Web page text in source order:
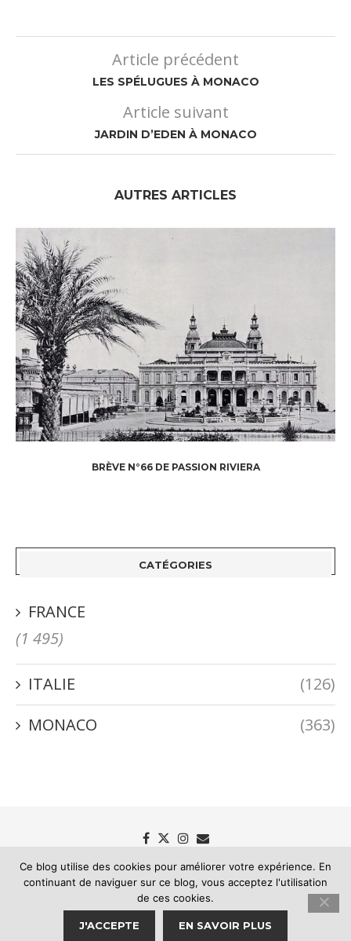
Article précédent
LES SPÉLUGUES À MONACO
Article suivant
JARDIN D’EDEN À MONACO
AUTRES ARTICLES
BRÈVE N°66 DE PASSION RIVIERA
CATÉGORIES
FRANCE
(1 495)
ITALIE
(126)
MONACO
(363)
Passion Riviera - Le blog des mémoires de la Riviera
Ce blog utilise des cookies pour améliorer votre expérience. En
continuant de naviguer sur ce blog, vous acceptez l'utilisation
de ces cookies.
J'ACCEPTE EN SAVOIR PLUS